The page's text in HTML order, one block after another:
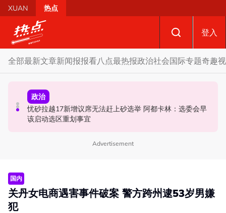
Skip to main content
XUAN 热点
登入
全部最新文章新闻报报看八点最热报政治社会国际专题奇趣
政治
自上周起不能访问MyKHAS系统 罗诗雅：影响安邦居民各
类援助发放
政治
忧砂拉越17新增议席无法赶上砂选举 阿都卡林：选委会早
该启动选区重划事宜
政治
开放与各方合作迎战甲州选 扎希：国阵捍卫甲州21席
Advertisement
国内
关丹女电商遇害事件破案 警方跨州逮53岁男嫌
犯